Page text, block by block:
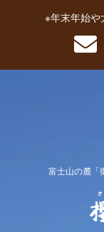
※年末年始や
富士山の麓「